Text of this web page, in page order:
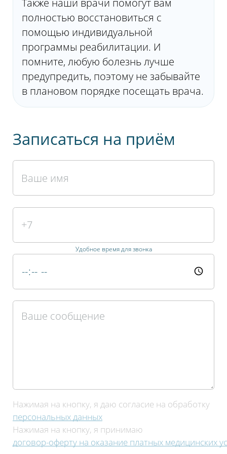
консультация и обследование у
врача-хирурга.
Также наши врачи помогут вам
полностью восстановиться с
помощью индивидуальной
программы реабилитации. И
помните, любую болезнь лучше
предупредить, поэтому не забывайте
в плановом порядке посещать врача.
Записаться на приём
Удобное время для звонка
Нажимая на кнопку, я даю согласие на обработку
персональных данных
Нажимая на кнопку, я принимаю
договор-оферту на оказание платных медицинских